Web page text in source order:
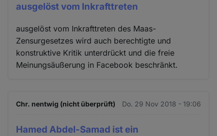
ausgelöst vom Inkrafttreten
ausgelöst vom Inkrafttreten des Maas-
Zensurgesetzes wird auch berechtigte und
konstruktive Kritik unterdrückt und die freie
Meinungsäußerung in Facebook beschränkt.
Chr. nentwig (nicht überprüft) Do. 29 Nov 2018 - 19:06
Hamed Abdel-Samad ist ein